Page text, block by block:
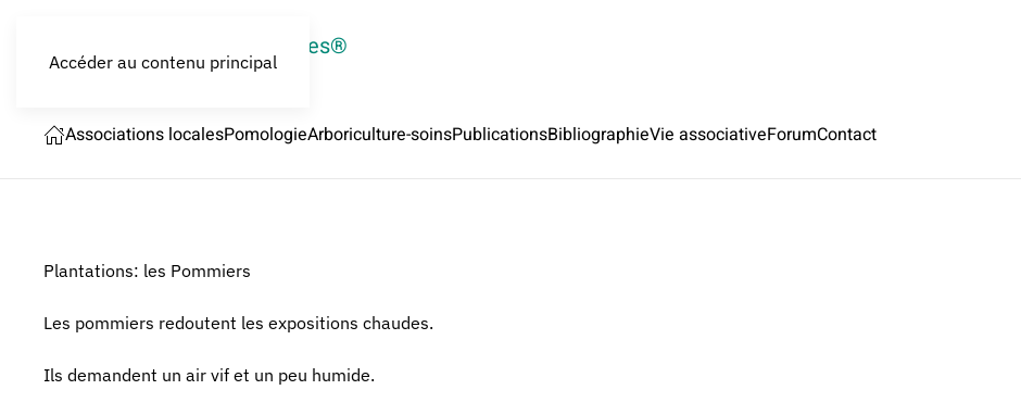
Accéder au contenu principal
LES CROQUEURS de pommes®
Associations localesPomologieArboriculture-soinsPublicationsBibliographieVie associativeForumContact
Plantations: les Pommiers
Les pommiers redoutent les expositions chaudes.
Ils demandent un air vif et un peu humide.